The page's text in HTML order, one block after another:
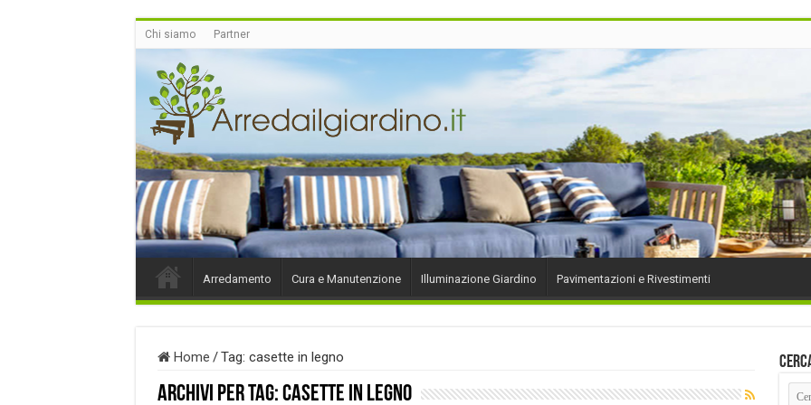
Chi siamo Partner
Arredamento Cura e Manutenzione Illuminazione Giardino Pavimentazioni e Rivestimenti
Home /Tag: casette in legno
Archivi per tag:casette in legno